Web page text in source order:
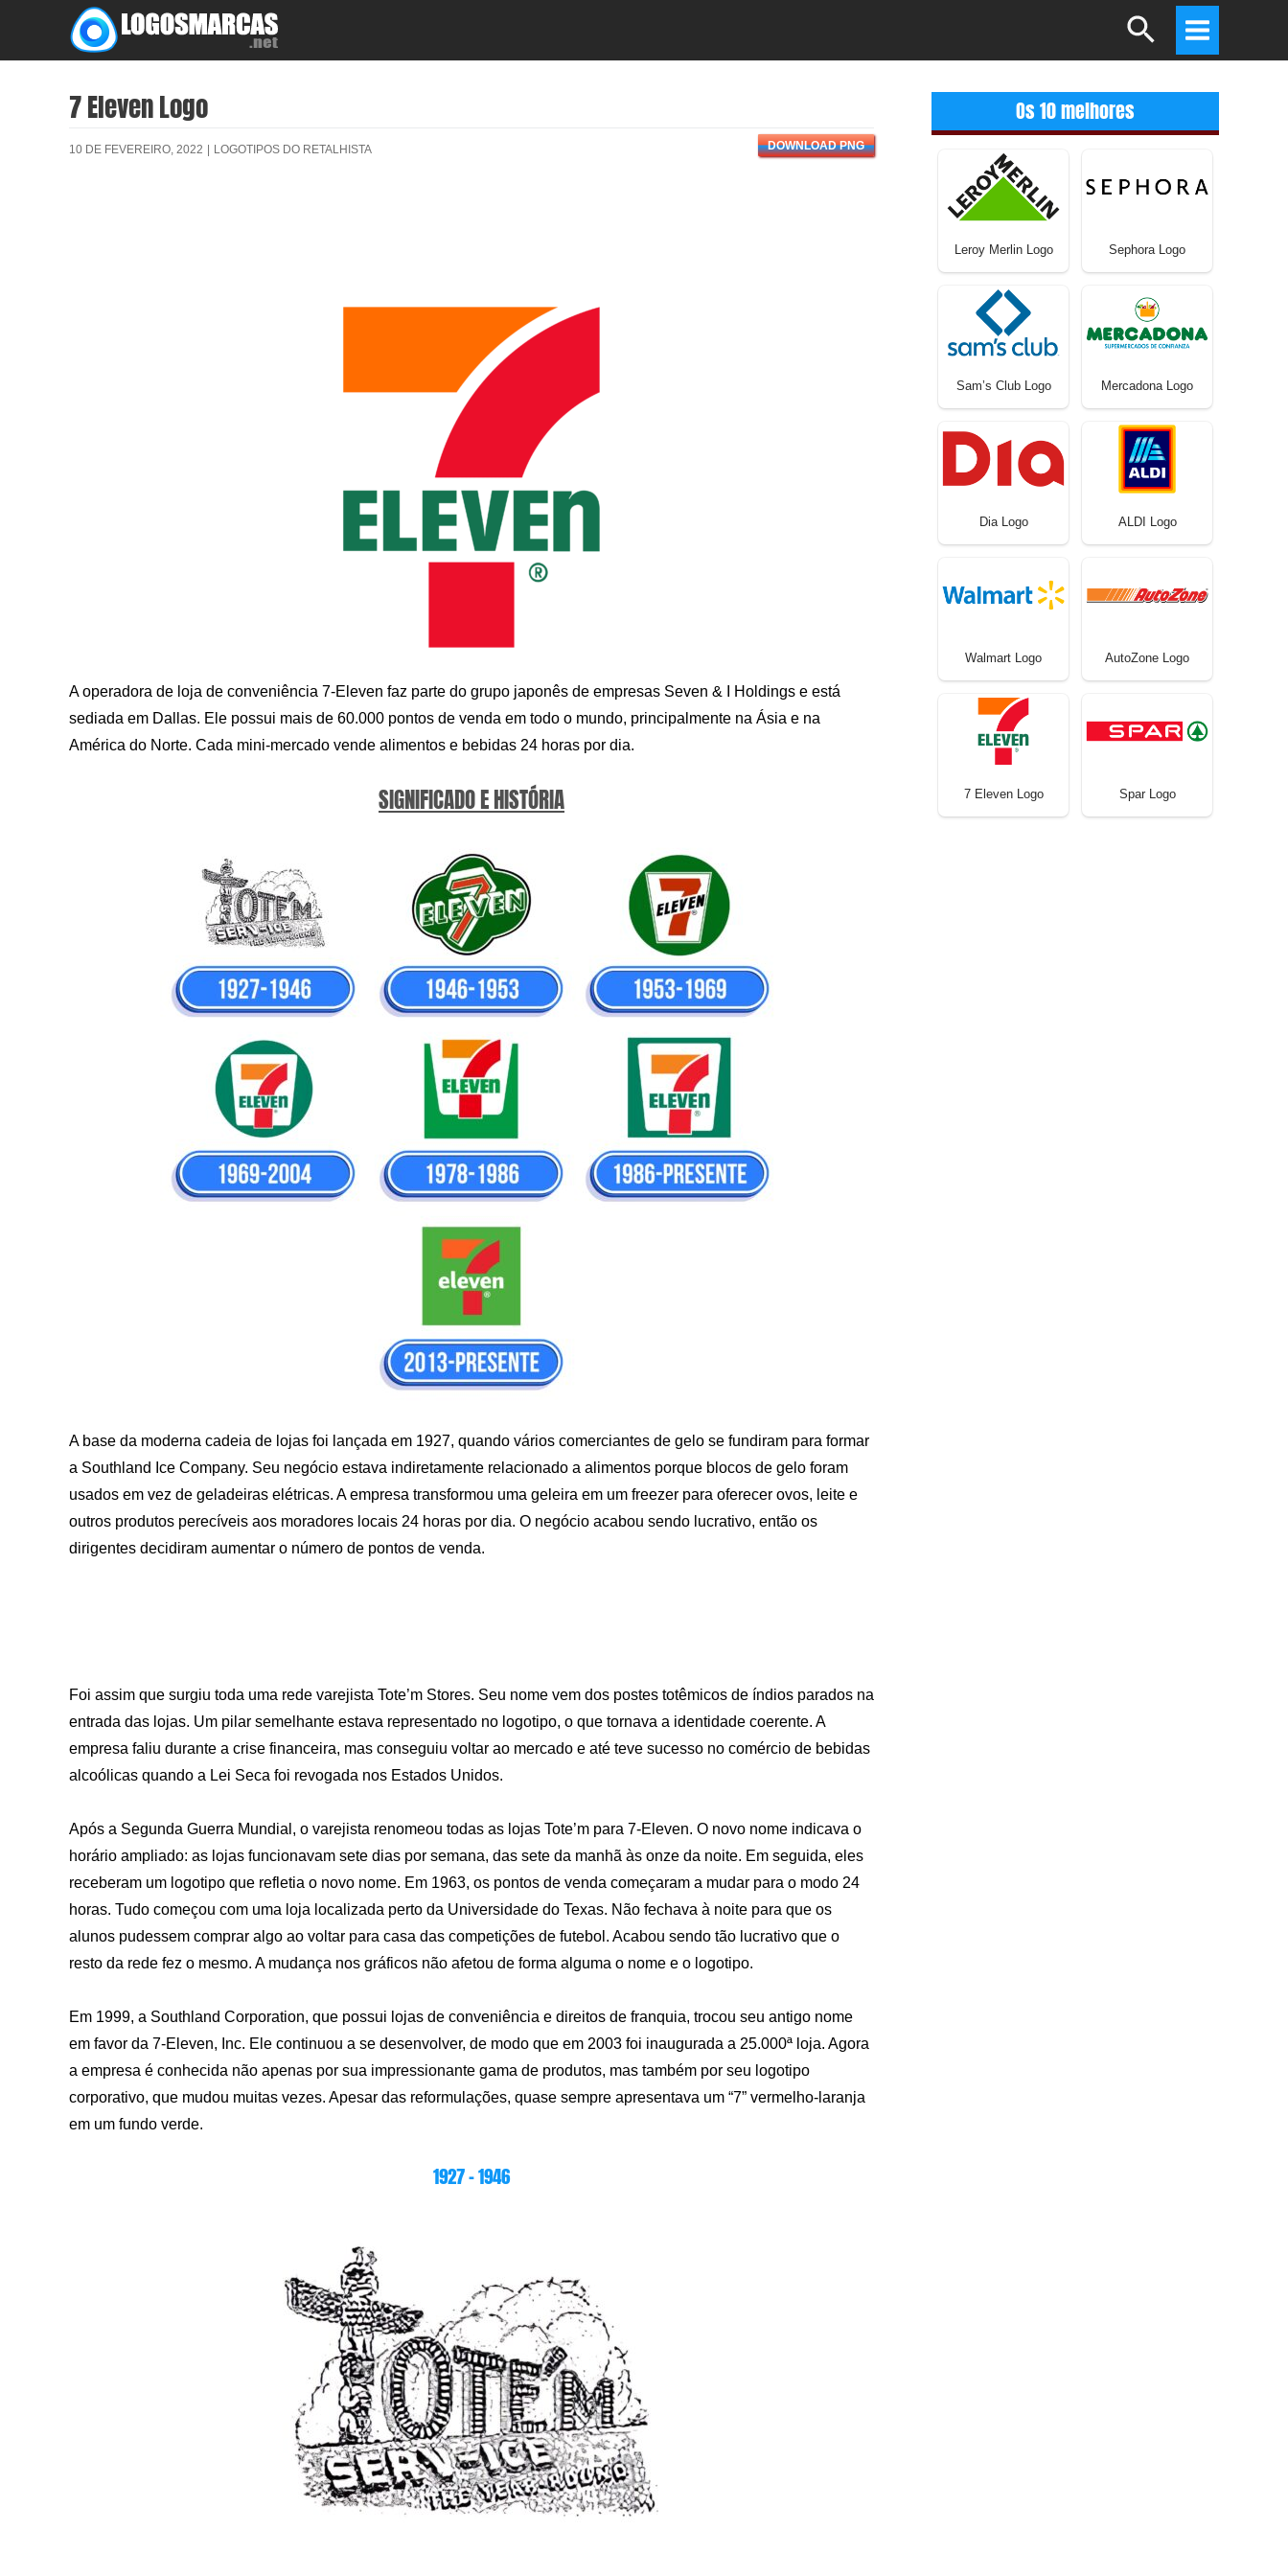
content
Search
Main
Menu
7 Eleven Logo
10 DE FEVEREIRO, 2022 | LOGOTIPOS DO RETALHISTA DOWNLOAD PNG
A operadora de loja de conveniência 7-Eleven faz parte do grupo japonês de empresas Seven & I Holdings e está
sediada em Dallas. Ele possui mais de 60.000 pontos de venda em todo o mundo, principalmente na Ásia e na
América do Norte. Cada mini-mercado vende alimentos e bebidas 24 horas por dia.
SIGNIFICADO E HISTÓRIA
A base da moderna cadeia de lojas foi lançada em 1927, quando vários comerciantes de gelo se fundiram para formar
a Southland Ice Company. Seu negócio estava indiretamente relacionado a alimentos porque blocos de gelo foram
usados ​​em vez de geladeiras elétricas. A empresa transformou uma geleira em um freezer para oferecer ovos, leite e
outros produtos perecíveis aos moradores locais 24 horas por dia. O negócio acabou sendo lucrativo, então os
dirigentes decidiram aumentar o número de pontos de venda.
Foi assim que surgiu toda uma rede varejista Tote’m Stores. Seu nome vem dos postes totêmicos de índios parados na
entrada das lojas. Um pilar semelhante estava representado no logotipo, o que tornava a identidade coerente. A
empresa faliu durante a crise financeira, mas conseguiu voltar ao mercado e até teve sucesso no comércio de bebidas
alcoólicas quando a Lei Seca foi revogada nos Estados Unidos.
Após a Segunda Guerra Mundial, o varejista renomeou todas as lojas Tote’m para 7-Eleven. O novo nome indicava o
horário ampliado: as lojas funcionavam sete dias por semana, das sete da manhã às onze da noite. Em seguida, eles
receberam um logotipo que refletia o novo nome. Em 1963, os pontos de venda começaram a mudar para o modo 24
horas. Tudo começou com uma loja localizada perto da Universidade do Texas. Não fechava à noite para que os
alunos pudessem comprar algo ao voltar para casa das competições de futebol. Acabou sendo tão lucrativo que o
resto da rede fez o mesmo. A mudança nos gráficos não afetou de forma alguma o nome e o logotipo.
Em 1999, a Southland Corporation, que possui lojas de conveniência e direitos de franquia, trocou seu antigo nome
em favor da 7-Eleven, Inc. Ele continuou a se desenvolver, de modo que em 2003 foi inaugurada a 25.000ª loja. Agora
a empresa é conhecida não apenas por sua impressionante gama de produtos, mas também por seu logotipo
corporativo, que mudou muitas vezes. Apesar das reformulações, quase sempre apresentava um “7” vermelho-laranja
em um fundo verde.
1927 – 1946
Os 10 melhores
Leroy Merlin Logo Sephora Logo
Sam’s Club Logo Mercadona Logo
Dia Logo ALDI Logo
Walmart Logo AutoZone Logo
7 Eleven Logo Spar Logo